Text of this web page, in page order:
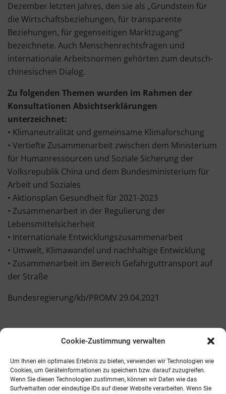
Cookie-Zustimmung verwalten
Um Ihnen ein optimales Erlebnis zu bieten, verwenden wir Technologien wie
Cookies, um Geräteinformationen zu speichern bzw. darauf zuzugreifen.
Wenn Sie diesen Technologien zustimmen, können wir Daten wie das
Surfverhalten oder eindeutige IDs auf dieser Website verarbeiten. Wenn Sie
Dezember letzten Jahres, den sie als „Grundstein für
die Wirtschaftsbeziehungen, für transparente
Beziehungen, für gegenseitigen Marktzugang“
bezeichnete. Auch Menschenrechtsfragen und
internationale Arbeitsnormen gehörten zum deutsch-
chinesischen Dialog.
Zu folgenden Themen wurden im Rahmen der
Konsultationen Absichtserklärungen
unterzeichnet:
• Klimaneutralität und gemeinsame Klimaforschung
• Vertiefte Zusammenarbeit zwischen dem Ministerium
für Humanressourcen und Soziale Sicherung der
Volksrepublik China und dem Bundesministerium für
Arbeit und Soziales
• Aktionsplan Gesundheit für 2021-2023
• Zusammenarbeit in der Regulierung der
Lebensmittelsicherheit
• Internationale Entwicklungszusammenarbeit
• Umwelt, Klimawandel und nachhaltige Entwicklung
• Zusammenarbeit im Bereich Gefahrguttransport auf
der Straße
Bundesregierung/kb/PROMV 29.04.2021
Kontakt AGB Fachmedien Cookie-Richtlinie (EU)
Telefon: 0821 242800